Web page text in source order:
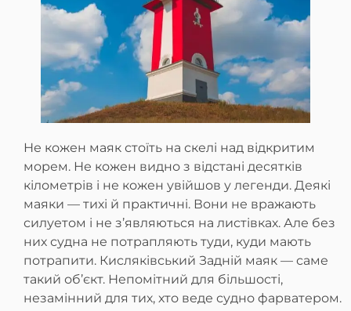
Не кожен маяк стоїть на скелі над відкритим
морем. Не кожен видно з відстані десятків
кілометрів і не кожен увійшов у легенди. Деякі
маяки — тихі й практичні. Вони не вражають
силуетом і не з’являються на листівках. Але без
них судна не потрапляють туди, куди мають
потрапити. Кисляківський Задній маяк — саме
такий об’єкт. Непомітний для більшості,
незамінний для тих, хто веде судно фарватером.